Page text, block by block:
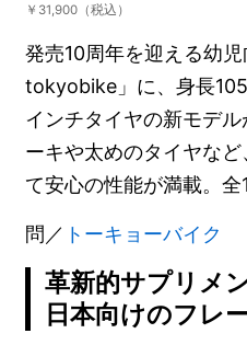
￥31,900（税込）
発売10周年を迎える幼
tokyobike」に、身長
インチタイヤの新モデ
ーキや太めのタイヤなど
て安心の性能が満載。全
問／ トーキョーバイク
革新的サプリメ
日本向けのフレ